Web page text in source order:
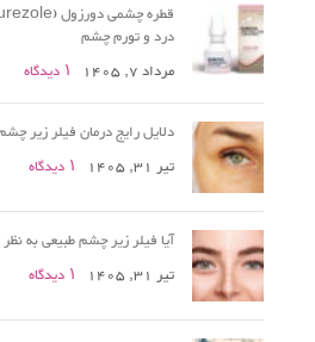
درد و تورم چشم
مرداد 7, 1405
۱ دیدگاه
دلایل رایج درمان فیلر زیر
تیر 31, 1405
۱ دیدگاه
آیا فیلر زیر چشم طبیعی به
تیر 31, 1405
۱ دیدگاه